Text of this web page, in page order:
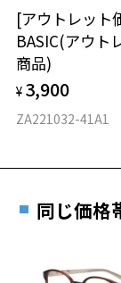
仕上がり寸法
D 仕上がりの横
E 仕上がりの縦
17.6g
※着脱式サングラス：
安心2 視
視力の変
力測定を
安心3 か
す。
オンラインスト
実店舗で度付き
ご購入時に「レ
度数を測定のう
料交換いただけま
実店舗で度数を
お近くのZoff実
その際は記入用
[アウトレット
BASIC(アウト
商品)
¥ 3,900
ZA221032-41A1
同じ価格